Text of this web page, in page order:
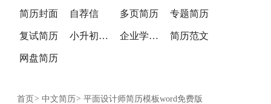
简历封面 自荐信 多页简历 专题简历
复试简历 小升初简历 企业学校简历 简历范文
网盘简历
首页 > 中文简历> 平面设计师简历模板word免费版